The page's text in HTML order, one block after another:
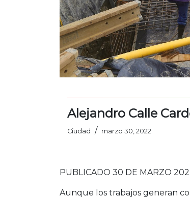
Alejandro Calle
Ciudad / marzo 30, 2022
PUBLICADO 30 DE MARZO
Aunque los trabajos generan